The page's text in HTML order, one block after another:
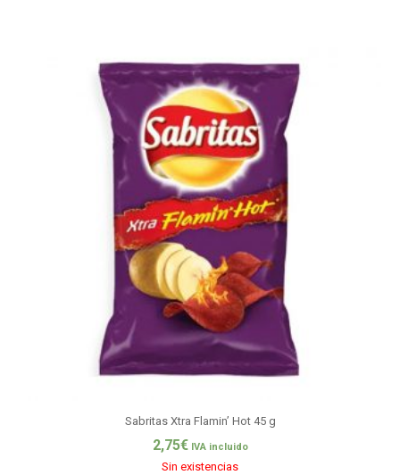
Sabritas Xtra Flamin’ Hot 45 g
2,75€ IVA incluido
Sin existencias